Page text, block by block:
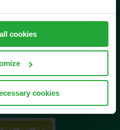
cookies
cookies